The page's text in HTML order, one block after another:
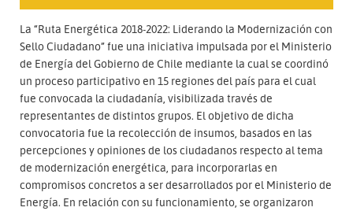
La “Ruta Energética 2018-2022: Liderando la Modernización con
Sello Ciudadano” fue una iniciativa impulsada por el Ministerio
de Energía del Gobierno de Chile mediante la cual se coordinó
un proceso participativo en 15 regiones del país para el cual
fue convocada la ciudadanía, visibilizada través de
representantes de distintos grupos. El objetivo de dicha
convocatoria fue la recolección de insumos, basados en las
percepciones y opiniones de los ciudadanos respecto al tema
de modernización energética, para incorporarlas en
compromisos concretos a ser desarrollados por el Ministerio de
Energía. En relación con su funcionamiento, se organizaron